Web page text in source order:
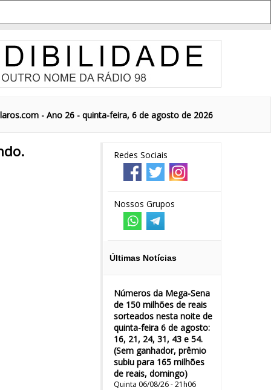
- Ano 26 - quinta-feira, 6 de agosto de 2026
Redes Sociais
Nossos Grupos
Últimas Notícias
Números da Mega-Sena
de 150 milhões de reais
sorteados nesta noite de
quinta-feira 6 de agosto:
16, 21, 24, 31, 43 e 54.
(Sem ganhador, prêmio
subiu para 165 milhões
de reais, domingo)
Quinta 06/08/26 - 21h06